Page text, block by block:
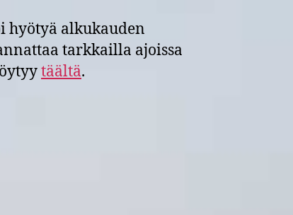
hyötyä alkukauden
tarkkailla ajoissa
täältä.